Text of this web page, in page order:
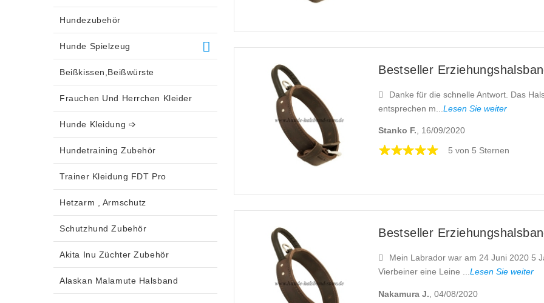
Bestseller
Danke für die schnelle Antwort. Das
entsprechen m...Lesen Sie weiter
Stanko F., 16/09/2020
5 von 5 Sternen
Bestseller
Mein Labrador war am 24 Juni 2020 5
Vierbeiner eine Leine ...Lesen Sie weiter
Nakamura J. , 04/08/2020
Hundezubehör
Hunde Spielzeug
Beißkissen,Beißwürste
Frauchen Und Herrchen Kleider
Hunde Kleidung ➩
Hundetraining Zubehör
Trainer Kleidung FDT Pro
Hetzarm , Armschutz
Schutzhund Zubehör
Akita Inu Züchter Zubehör
Alaskan Malamute Halsband